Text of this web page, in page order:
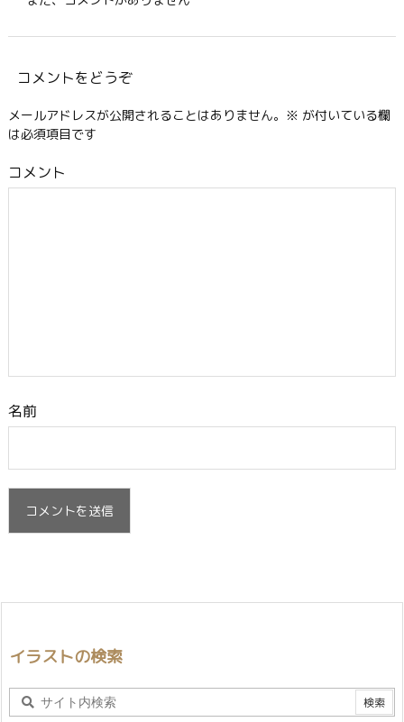
コメントをどうぞ
メールアドレスが公開されることはありません。 ※ が付いている欄
は必須項目です
コメント
名前
イラストの検索